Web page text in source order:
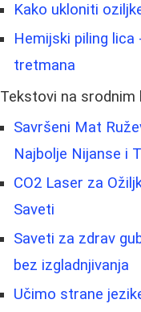
Kako ukloniti
Hemijski piling
tretmana
Tekstovi na srodnim
Savršeni Mat
Najbolje Nijanse i
CO2 Laser za
Saveti
Saveti za zdrav
bez izgladnjivanja
Učimo strane